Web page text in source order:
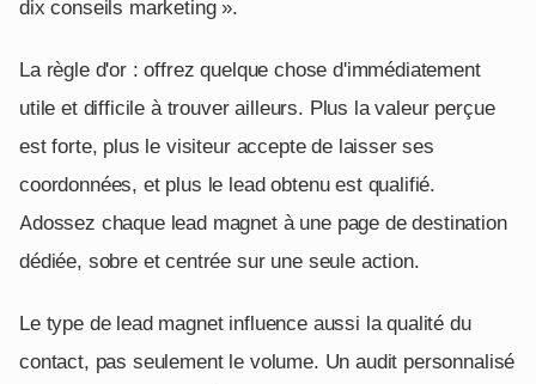
dix conseils marketing ».
La règle d'or : offrez quelque chose d'immédiatement
utile et difficile à trouver ailleurs. Plus la valeur perçue
est forte, plus le visiteur accepte de laisser ses
coordonnées, et plus le lead obtenu est qualifié.
Adossez chaque lead magnet à une page de destination
dédiée, sobre et centrée sur une seule action.
Le type de lead magnet influence aussi la qualité du
contact, pas seulement le volume. Un audit personnalisé